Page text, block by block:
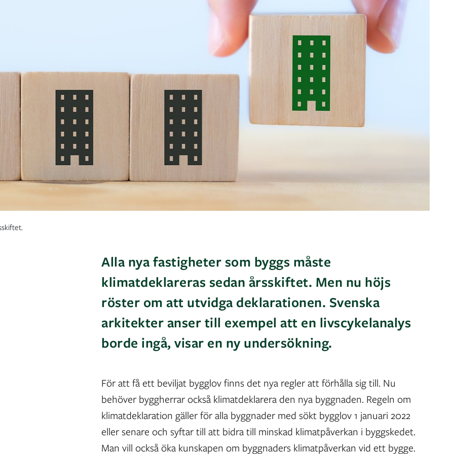
Alla nya fastigheter som byggs måste
klimatdeklareras sedan årsskiftet. Men nu höjs
röster om att utvidga deklarationen. Svenska
arkitekter anser till exempel att en livscykelanalys
borde ingå, visar en ny undersökning.
För att få ett beviljat bygglov finns det nya regler att förhålla sig till. Nu
behöver byggherrar också klimatdeklarera den nya byggnaden. Regeln om
klimatdeklaration gäller för alla byggnader med sökt bygglov 1 januari 2022
eller senare och syftar till att bidra till minskad klimatpåverkan i byggskedet.
Man vill också öka kunskapen om byggnaders klimatpåverkan vid ett bygge.